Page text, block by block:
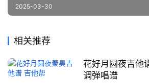
2025-03-30
相关推荐
花好月圆夜吉他
调弹唱谱